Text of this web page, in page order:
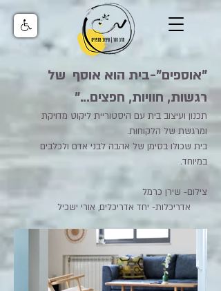
"אוספים"-בית הוא אוסף של
רגשות, חוויות, חפצים..."
תכנון ועיצוב בית עם היסטוריית ליקוט מדויקת
ומרגשת של הלקוחות.
בית שכולו בסימן של אהבה לבני אדם ולכלבים
במיוחד.
צילום- שירן כרמל
אדריכלות- יחד אדריכלים, אורי ישכיל